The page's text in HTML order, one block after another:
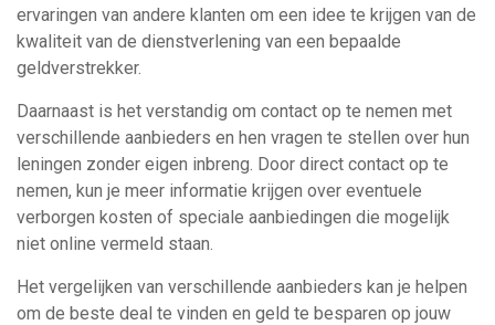
ervaringen van andere klanten om een idee te krijgen van de
kwaliteit van de dienstverlening van een bepaalde
geldverstrekker.
Daarnaast is het verstandig om contact op te nemen met
verschillende aanbieders en hen vragen te stellen over hun
leningen zonder eigen inbreng. Door direct contact op te
nemen, kun je meer informatie krijgen over eventuele
verborgen kosten of speciale aanbiedingen die mogelijk
niet online vermeld staan.
Het vergelijken van verschillende aanbieders kan je helpen
om de beste deal te vinden en geld te besparen op jouw